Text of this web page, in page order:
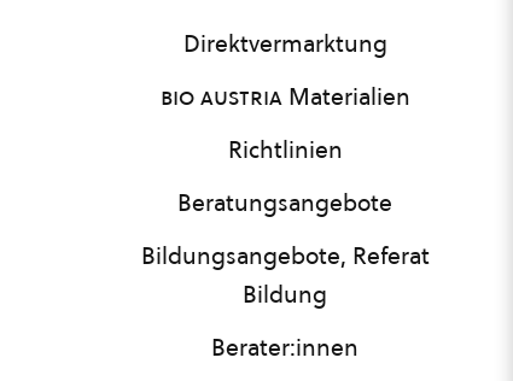
Direktvermarktung
bio austriaMaterialien
Richtlinien
Beratungsangebote
Bildungsangebote, Referat
Bildung
Berater:innen